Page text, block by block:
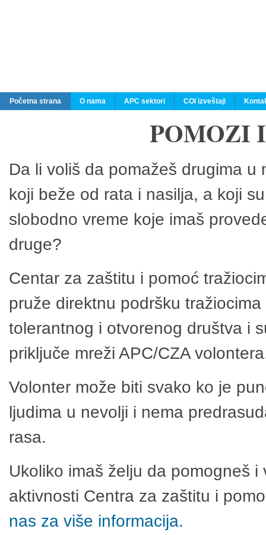
Početna strana O nama APC sektori COI izveštaji
POMOZI
Da li voliš da pomažeš drugima
koji beže od rata i nasilja, a koji
slobodno vreme koje imaš
druge?
Centar za zaštitu i pomoć
pruže direktnu podršku
tolerantnog i otvorenog društva i
priključe mreži APC/CZA
Volonter može biti svako ko je
ljudima u nevolji i nema
rasa.
Ukoliko imaš želju da pomogneš
aktivnosti Centra za zaštitu i
nas za više informacija.